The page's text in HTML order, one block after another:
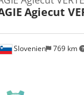
EROWA ROBOT
Slovenien 769 km
Agiecut